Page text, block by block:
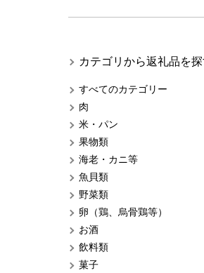
カテゴリから返礼品を
すべてのカテゴリー
肉
米・パン
果物類
海老・カニ等
魚貝類
野菜類
卵（鶏、烏骨鶏等）
お酒
飲料類
菓子